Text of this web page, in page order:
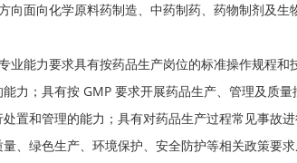
向面向化学原料药制造、中药制药、药物制剂及生
业能力要求具有按药品生产岗位的标准操作规程
能力；具有按 GMP 要求开展药品生产、管理及质
置和管理的能力；具有对药品生产过程常见事故
、绿色生产、环境保护、安全防护等相关政策要